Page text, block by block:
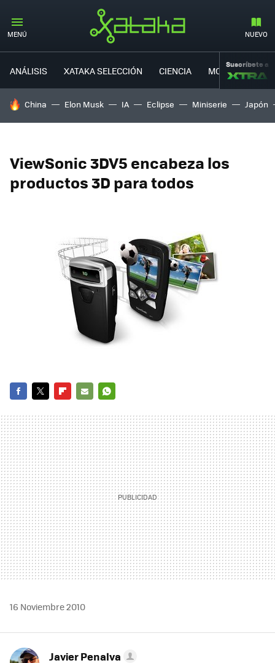
MENÚ NUEVO
ANÁLISIS XATAKA SELECCIÓN CIENCIA MOVILIDAD
Suscríbete a
HOY SE HABLA DE
China Elon Musk IA Eclipse Miniserie Japón
ViewSonic 3DV5 encabeza los
productos 3D para todos
MAIL
16 Noviembre 2010
Javier Penalva